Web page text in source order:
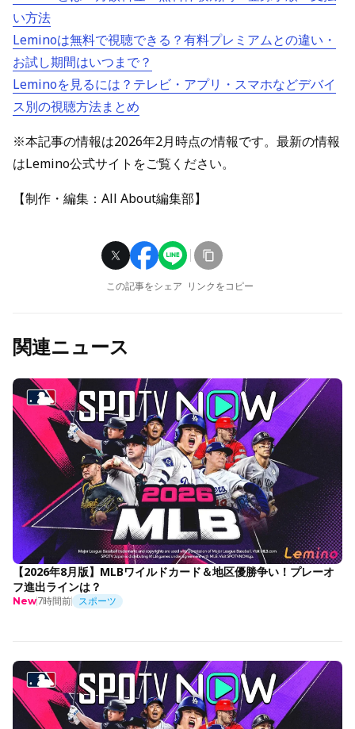
い方法
Leminoは無料で視聴できる？有料プレミアムとの違い・
お試し期間はいつまで？
Leminoを見るには？テレビ・アプリ・スマホなどデバイ
ス別の視聴方法まとめ
※本記事の情報は2026年2月時点の情報です。最新の情報
はLemino公式サイトをご覧ください。
【制作・編集：All About編集部】
この記事をシェア リンクをコピー
関連ニュース
【2026年8月版】MLBワイルドカード＆地区優勝争い！プレーオ
フ進出ラインは？
New7時間前 スポーツ